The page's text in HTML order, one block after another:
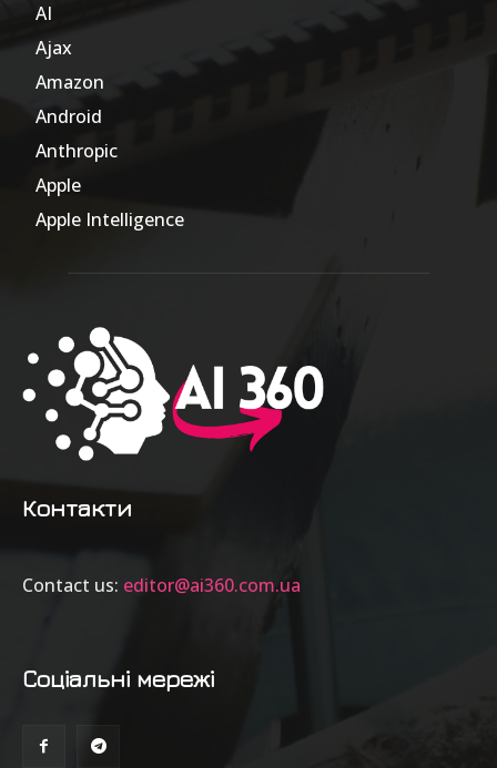
AI
Ajax
Amazon
Android
Anthropic
Apple
Apple Intelligence
Контакти
Contact us: editor@ai360.com.ua
Соціальні мережі